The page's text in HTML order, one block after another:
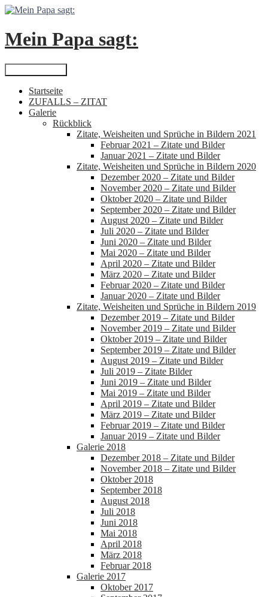
Zum
springen
Mein Papa sagt:
Suchen
Startseite
ZUFALLS – ZITAT
Galerie
Rückblick
Zitate, Weisheiten und Sprüche in Bildern 2021
Februar 2021 – Zitate und Bilder
Januar 2021 – Zitate und Bilder
Zitate, Weisheiten und Sprüche in Bildern 2020
Dezember 2020 – Zitate und Bilder
November 2020 – Zitate und Bilder
Oktober 2020 – Zitate und Bilder
September 2020 – Zitate und Bilder
August 2020 – Zitate und Bilder
Juli 2020 – Zitate und Bilder
Juni 2020 – Zitate und Bilder
Mai 2020 – Zitate und Bilder
April 2020 – Zitate und Bilder
März 2020 – Zitate und Bilder
Februar 2020 – Zitate und Bilder
Januar 2020 – Zitate und Bilder
Zitate, Weisheiten und Sprüche in Bildern 2019
Dezember 2019 – Zitate und Bilder
November 2019 – Zitate und Bilder
Oktober 2019 – Zitate und Bilder
September 2019 – Zitate und Bilder
August 2019 – Zitate und Bilder
Juli 2019 – Zitate Bilder
Juni 2019 – Zitate und Bilder
Mai 2019 – Zitate und Bilder
April 2019 – Zitate und Bilder
März 2019 – Zitate und Bilder
Februar 2019 – Zitate und Bilder
Januar 2019 – Zitate und Bilder
Galerie 2018
Dezember 2018 – Zitate und Bilder
November 2018 – Zitate und Bilder
Oktober 2018
September 2018
August 2018
Juli 2018
Juni 2018
Mai 2018
April 2018
März 2018
Februar 2018
Galerie 2017
Oktober 2017